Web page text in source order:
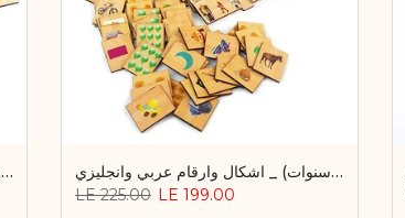
صندوق المطابقة والتصنيف الخشبي (2-5 سنوات) - حروف عربي و انجليزي، مواصلات، حيوانات
صندوق المطابقة والتصنيف الخشبي (2-5 سنوات) _ اشكال وارقام عربي وانجليزي
LE 225.00 LE 199.00